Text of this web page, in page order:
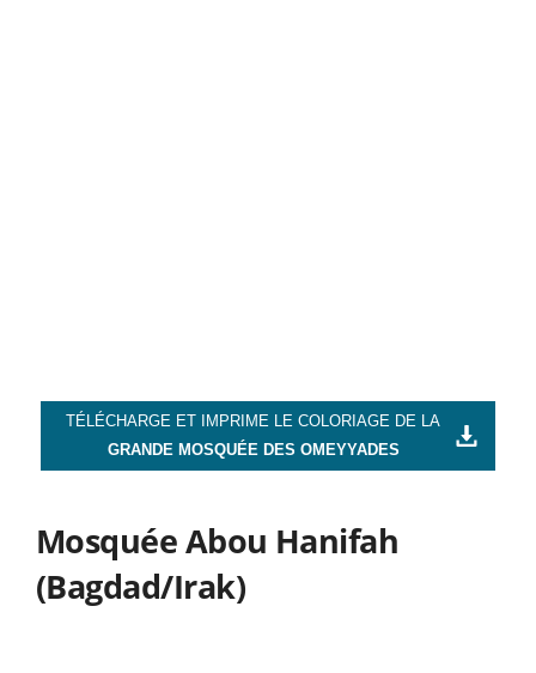
TÉLÉCHARGE ET IMPRIME LE COLORIAGE DE LA
GRANDE MOSQUÉE DES OMEYYADES
Mosquée Abou Hanifah
(Bagdad/Irak)